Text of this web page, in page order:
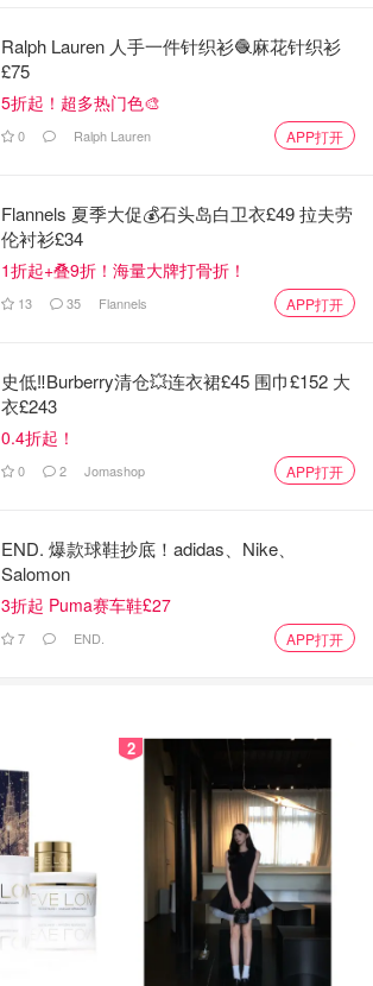
Ralph Lauren 人手一件针织衫🧶麻花针织衫
£75
5折起！超多热门色🎨
0 Ralph Lauren APP打开
Flannels 夏季大促💰石头岛白卫衣£49 拉夫劳
伦衬衫£34
1折起+叠9折！海量大牌打骨折！
13 35 Flannels APP打开
史低‼️Burberry清仓💥连衣裙£45 围巾£152 大
衣£243
0.4折起！
0 2 Jomashop APP打开
END. 爆款球鞋抄底！adidas、Nike、
Salomon
3折起 Puma赛车鞋£27
7 END. APP打开
2